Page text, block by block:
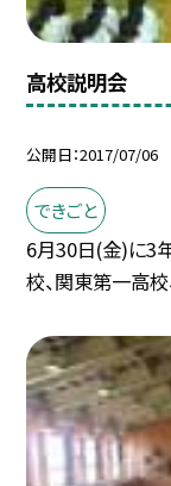
高校説明会
公開日 2017/07/06
できごと
6月30日(金)に3
校、関東第一高